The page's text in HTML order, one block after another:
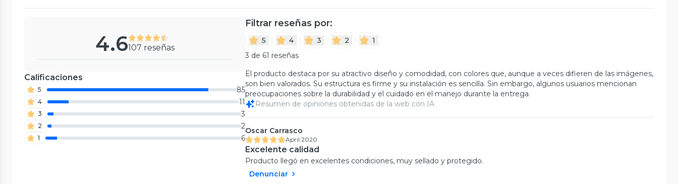
4.6107 reseñas
Calificaciones
5 85
4 11
3 3
2 2
1 6
Filtrar reseñas por:
5 4 3 2
1
3 de 61 reseñas
El producto destaca por su atractivo diseño y comodidad, con colores que, aunque a veces difieren de las imágenes,
son bien valorados. Su estructura es firme y su instalación es sencilla. Sin embargo, algunos usuarios mencionan
preocupaciones sobre la durabilidad y el cuidado en el manejo durante la entrega.
Resumen de opiniones obtenidas de la web con IA
Oscar Carrasco
April 2020
Excelente calidad
Producto llegó en excelentes condiciones, muy sellado y protegido.
Denunciar